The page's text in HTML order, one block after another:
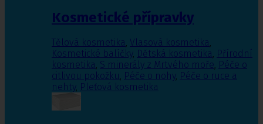
Kosmetické přípravky
Tělová kosmetika, Vlasová kosmetika,
Kosmetické balíčky, Dětská kosmetika, Přírodní
kosmetika, S minerály z Mrtvého moře, Péče o
citlivou pokožku, Péče o nohy, Péče o ruce a
nehty, Pleťová kosmetika